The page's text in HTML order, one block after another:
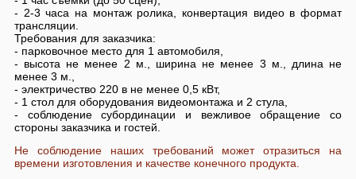
- 2-3 часа на монтаж ролика, конвертация видео в формат
трансляции.
Требования для заказчика:
- парковочное место для 1 автомобиля,
- высота не менее 2 м., ширина не менее 3 м., длина не
менее 3 м.,
- электричество 220 в не менее 0,5 кВт,
- 1 стол для оборудования видеомонтажа и 2 стула,
- соблюдение субординации и вежливое обращение со
стороны заказчика и гостей.
Не соблюдение наших требований может отразиться на
времени изготовления и качестве конечного продукта.